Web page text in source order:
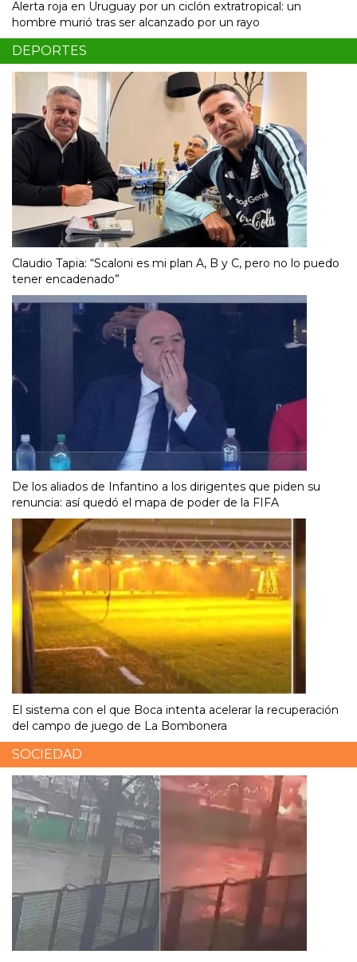
Alerta roja en Uruguay por un ciclón extratropical: un
hombre murió tras ser alcanzado por un rayo
DEPORTES
Claudio Tapia: “Scaloni es mi plan A, B y C, pero no lo puedo
tener encadenado”
De los aliados de Infantino a los dirigentes que piden su
renuncia: así quedó el mapa de poder de la FIFA
El sistema con el que Boca intenta acelerar la recuperación
del campo de juego de La Bombonera
SOCIEDAD